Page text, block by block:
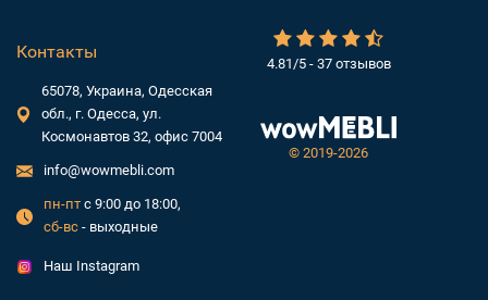
© 2019-2026
4.81/5 - 37 отзывов
Контакты
65078, Украина, Одесская
обл., г. Одесса, ул.
Космонавтов 32, офис 7004
info@wowmebli.com
пн-пт с 9:00 до 18:00,
сб-вс - выходные
Наш Instagram